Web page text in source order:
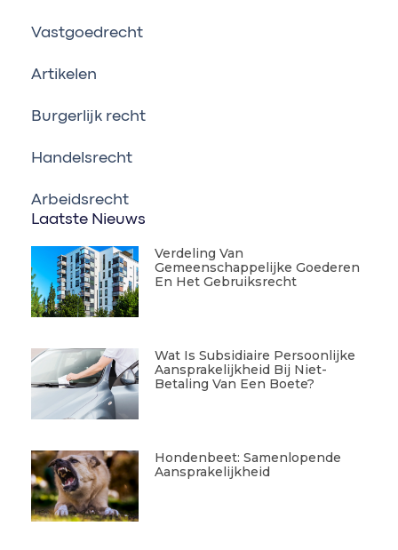
Vastgoedrecht
Artikelen
Burgerlijk recht
Handelsrecht
Arbeidsrecht
Laatste Nieuws
Verdeling Van
Gemeenschappelijke Goederen
En Het Gebruiksrecht
Wat Is Subsidiaire Persoonlijke
Aansprakelijkheid Bij Niet-
Betaling Van Een Boete?
Hondenbeet: Samenlopende
Aansprakelijkheid